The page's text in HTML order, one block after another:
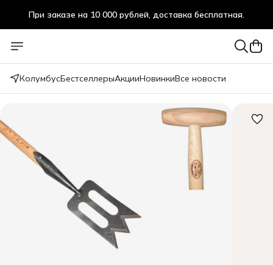
При заказе на 10 000 рублей, доставка бесплатная.
При заказе на 10 000 рублей, доставка бесплатная.
КолумбусБестселлерыАкцииНовинкиВсе новости